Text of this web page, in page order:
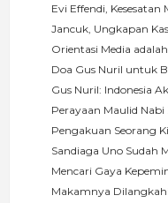
Evi Effendi, Kesesatan
Jancuk, Ungkapan
Orientasi Media
Doa Gus Nuril untuk
Gus Nuril: Indonesia
Perayaan Maulid Nabi
Pengakuan Seorang
Sandiaga Uno Sudah
Mencari Gaya
Makamnya Dilangkahi